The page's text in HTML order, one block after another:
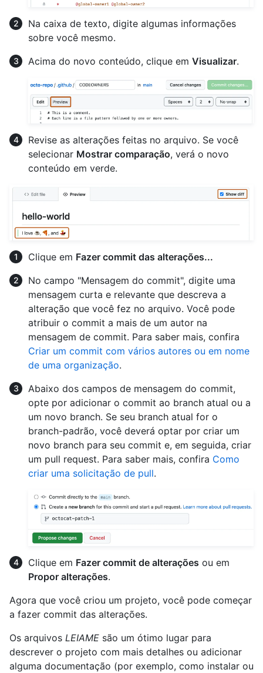
Na caixa de texto, digite algumas informações
sobre você mesmo.
Acima do novo conteúdo, clique em Visualizar.
Revise as alterações feitas no arquivo. Se você
selecionar Mostrar comparação, verá o novo
conteúdo em verde.
Clique em Fazer commit das alterações...
No campo "Mensagem do commit", digite uma
mensagem curta e relevante que descreva a
alteração que você fez no arquivo. Você pode
atribuir o commit a mais de um autor na
mensagem de commit. Para saber mais, confira
Criar um commit com vários autores ou em nome
de uma organização.
Abaixo dos campos de mensagem do commit,
opte por adicionar o commit ao branch atual ou a
um novo branch. Se seu branch atual for o
branch-padrão, você deverá optar por criar um
novo branch para seu commit e, em seguida, criar
um pull request. Para saber mais, confira Como
criar uma solicitação de pull.
Clique em Fazer commit de alterações ou em
Propor alterações.
Agora que você criou um projeto, você pode começar
a fazer commit das alterações.
Os arquivos LEIAME são um ótimo lugar para
descrever o projeto com mais detalhes ou adicionar
alguma documentação (por exemplo, como instalar ou